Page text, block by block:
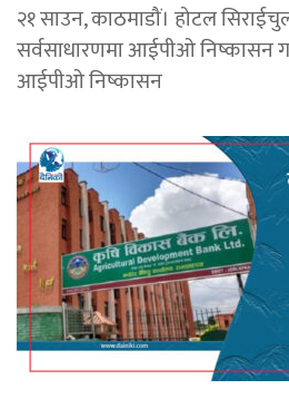
२१ साउन, काठमाडौं। होटल
सर्वसाधारणमा आईपीओ निष्कासन
आईपीओ निष्कासन